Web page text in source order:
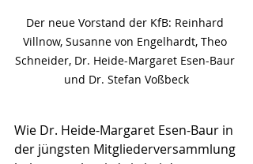
Der neue Vorstand der KfB: Reinhard
Villnow, Susanne von Engelhardt, Theo
Schneider, Dr. Heide-Margaret Esen-Baur
und Dr. Stefan Voßbeck
Wie Dr. Heide-Margaret Esen-Baur in
der jüngsten Mitgliederversammlung